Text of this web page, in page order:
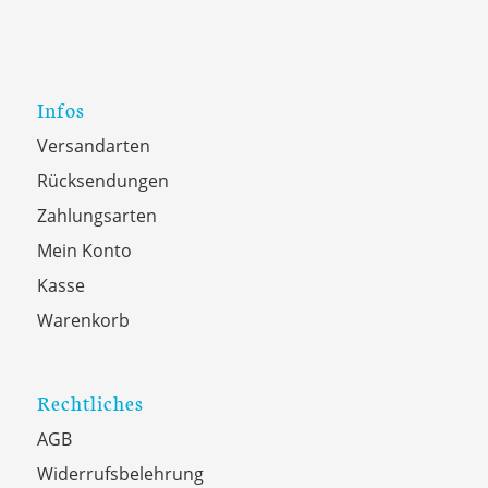
Infos
Versandarten
Rücksendungen
Zahlungsarten
Mein Konto
Kasse
Warenkorb
Rechtliches
AGB
Widerrufsbelehrung